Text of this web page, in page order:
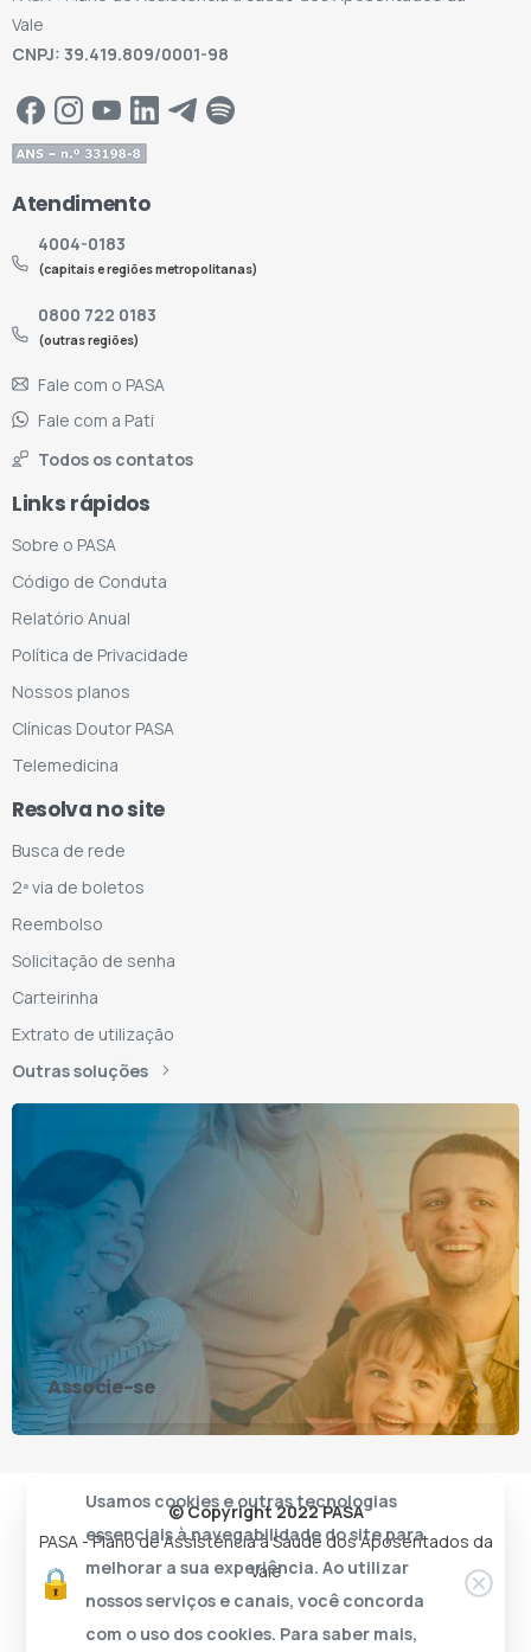
Vale
CNPJ: 39.419.809/0001-98
Atendimento
4004-0183
(capitais e regiões metropolitanas)
0800 722 0183
(outras regiões)
Fale com o PASA
Fale com a Pati
Todos os contatos
Links rápidos
Sobre o PASA
Código de Conduta
Relatório Anual
Política de Privacidade
Nossos planos
Clínicas Doutor PASA
Telemedicina
Resolva no site
Busca de rede
2ª via de boletos
Reembolso
Solicitação de senha
Carteirinha
Extrato de utilização
Outras soluções
Associe-se
© Copyright 2022 PASA
PASA - Plano de Assistência à Saúde dos Aposentados da
Vale
Usamos cookies e outras tecnologias
essenciais à navegabilidade do site para
melhorar a sua experiência. Ao utilizar
nossos serviços e canais, você concorda
com o uso dos cookies. Para saber mais,